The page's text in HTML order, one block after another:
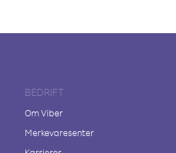
BEDRIFT
Om Viber
Merkevaresenter